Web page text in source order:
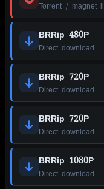
Torrent / magnet
BRRip 480P
Direct download
BRRip 720P
Direct download
BRRip 720P
Direct download
BRRip 1080P
Direct download